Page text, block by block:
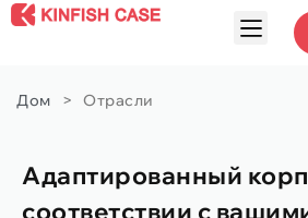
Дом > Отрасли
Адаптированный
соответствии с